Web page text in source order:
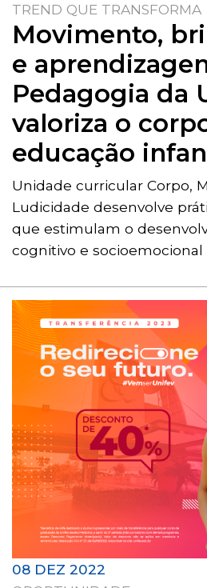
TREND QUE TRANSFORMA
Movimento,
e
Pedagogia da
valoriza o
educação
Unidade curricular Corpo,
Ludicidade desenvolve
que estimulam o
cognitivo e socioemocional
08 DEZ 2022